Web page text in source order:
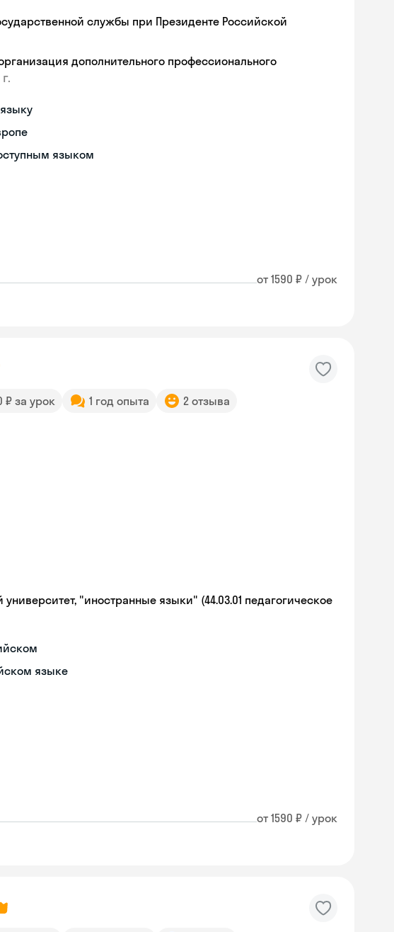
службы при Президенте Российской
дополнительного профессионального
языком
от 1590 ₽ / урок
₽ за урок 1 год опыта 2 отзыва
"иностранные языки" (44.03.01 педагогическое
языке
от 1590 ₽ / урок